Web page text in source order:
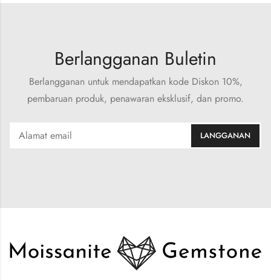
Berlangganan Buletin
Berlangganan untuk mendapatkan kode Diskon 10%,
pembaruan produk, penawaran eksklusif, dan promo.